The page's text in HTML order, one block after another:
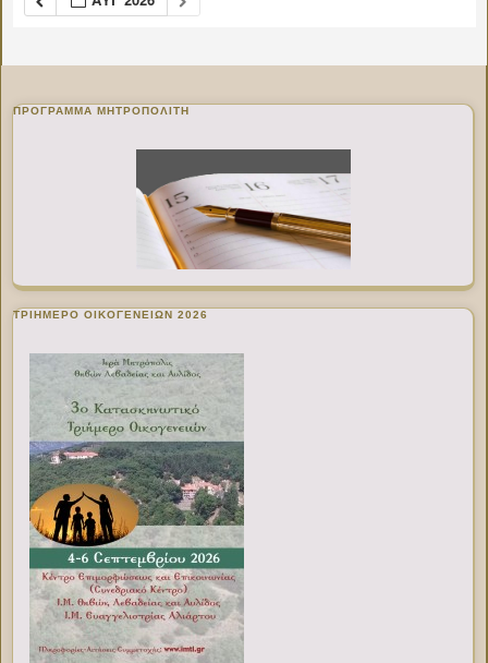
ΠΡΌΓΡΑΜΜΑ ΜΗΤΡΟΠΟΛΊΤΗ
ΤΡΙΗΜΕΡΟ ΟΙΚΟΓΕΝΕΙΩΝ 2026